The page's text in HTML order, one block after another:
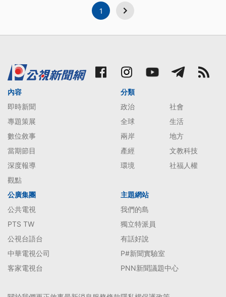
1
內容
即時新聞
專題策展
數位敘事
當期節目
深度報導
觀點
分類
政治
社會
全球
生活
兩岸
地方
產經
文教科技
環境
社福人權
公廣集團
公共電視
PTS TW
公視台語台
中華電視公司
客家電視台
主題網站
我們的島
獨立特派員
有話好說
P#新聞實驗室
PNN新聞議題中心